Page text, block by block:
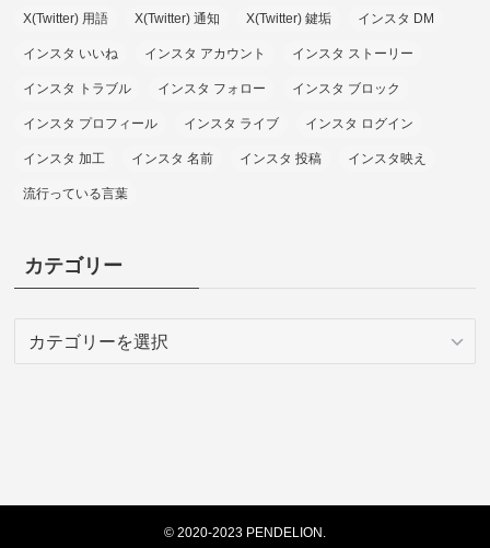
X(Twitter) 用語 X(Twitter) 通知 X(Twitter) 鍵垢 インスタ DM
インスタ いいね インスタ アカウント インスタ ストーリー
インスタ トラブル インスタ フォロー インスタ ブロック
インスタ プロフィール インスタ ライブ インスタ ログイン
インスタ 加工 インスタ 名前 インスタ 投稿 インスタ映え
流行っている言葉
カテゴリー
© 2020-2023 PENDELION.